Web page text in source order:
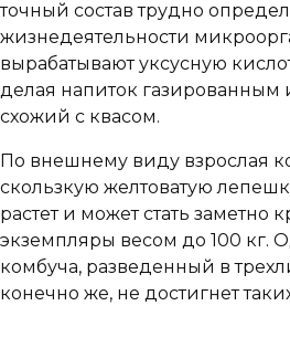
точный состав трудно
жизнедеятельности
вырабатывают уксусную
делая напиток газированным
схожий с квасом.
По внешнему виду взрослая
скользкую желтоватую
растет и может стать заметно
экземпляры весом до 100 кг.
комбуча, разведенный в
конечно же, не достигнет